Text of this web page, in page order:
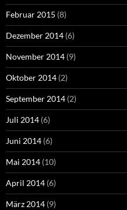
Februar 2015 (8)
Dezember 2014 (6)
November 2014 (9)
Oktober 2014 (2)
September 2014 (2)
Juli 2014 (6)
Juni 2014 (6)
Mai 2014 (10)
April 2014 (6)
März 2014 (9)